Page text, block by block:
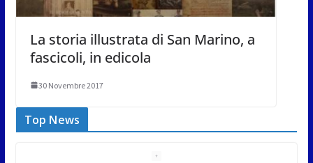
La storia illustrata di San Marino, a
fascicoli, in edicola
30 Novembre 2017
Top News